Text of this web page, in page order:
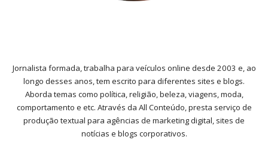
Jornalista formada, trabalha para veículos online desde 2003 e, ao
longo desses anos, tem escrito para diferentes sites e blogs.
Aborda temas como política, religião, beleza, viagens, moda,
comportamento e etc. Através da All Conteúdo, presta serviço de
produção textual para agências de marketing digital, sites de
notícias e blogs corporativos.